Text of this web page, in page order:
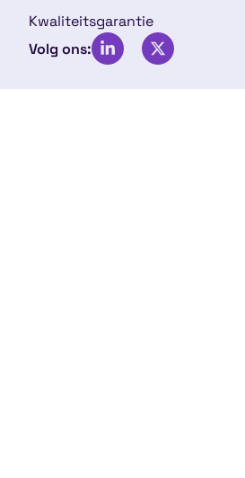
Kwaliteitsgarantie
Volg ons: